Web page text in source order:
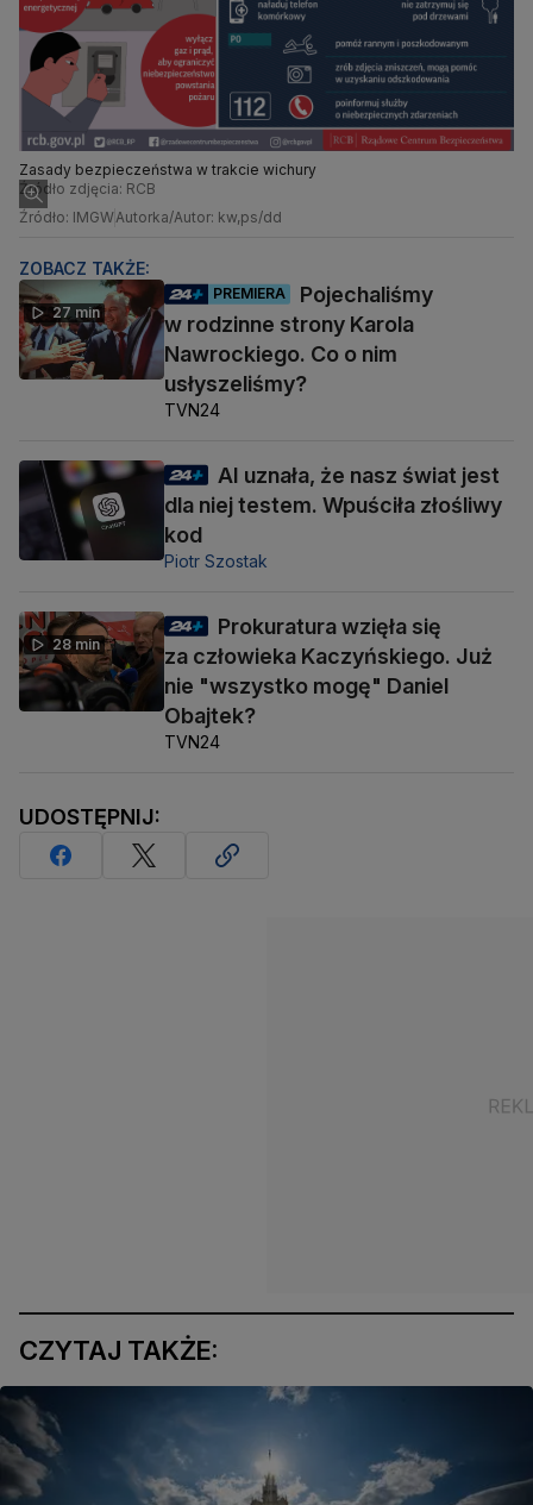
Zasady bezpieczeństwa w trakcie wichury
Źródło zdjęcia: RCB
Źródło: IMGWAutorka/Autor: kw,ps/dd
ZOBACZ TAKŻE:
27 min
PREMIERA
Pojechaliśmy
w rodzinne strony Karola
Nawrockiego. Co o nim
usłyszeliśmy?
TVN24
AI uznała, że nasz świat jest
dla niej testem. Wpuściła złośliwy
kod
Piotr Szostak
28 min
Prokuratura wzięła się
za człowieka Kaczyńskiego. Już
nie "wszystko mogę" Daniel
Obajtek?
TVN24
UDOSTĘPNIJ:
CZYTAJ TAKŻE: